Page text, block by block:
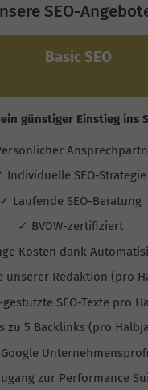
SEO-
Basic SEO
günstiger Einstieg ins
Individuelle SEO-Strategie
✓ Laufende SEO-Beratung
✓ BVDW-zertifiziert
Kosten dank
unserer Redaktion (pro
SEO-Texte pro
zu 5 Backlinks (pro
zur Performance